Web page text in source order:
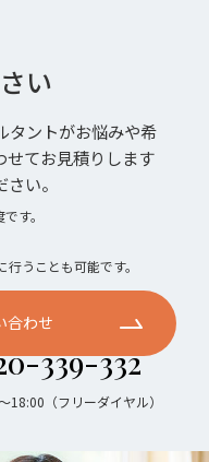
い
タントがお悩みや希
せてお見積りします
い。
す。
うことも可能です。
合わせ
339-332
18:00（フリーダイヤル）